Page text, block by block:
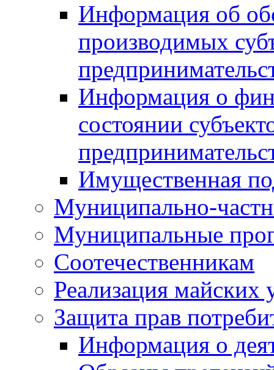
Информация об
производимых
Информация о
состоянии
Имущественная
Муниципально-
Муниципальные
Соотечественникам
Реализация майских
Защита прав
Информация о